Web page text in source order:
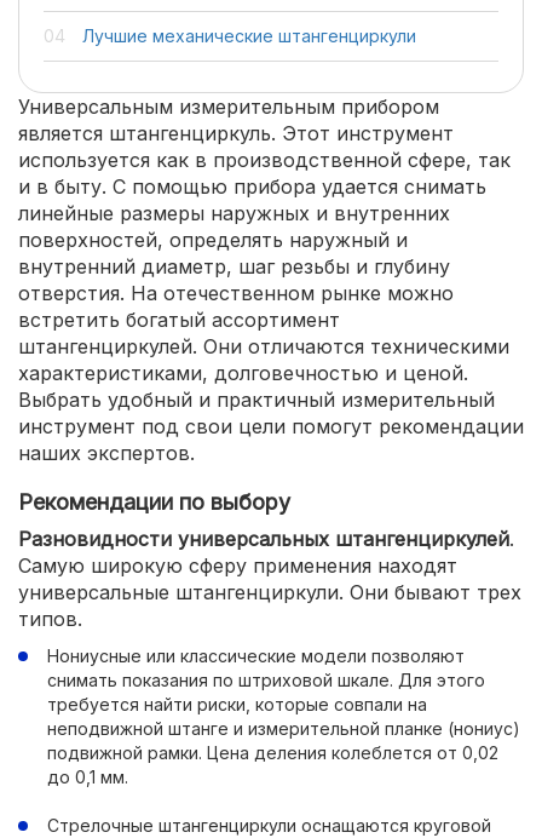
Лучшие механические штангенциркули
Универсальным измерительным прибором
является штангенциркуль. Этот инструмент
используется как в производственной сфере, так
и в быту. С помощью прибора удается снимать
линейные размеры наружных и внутренних
поверхностей, определять наружный и
внутренний диаметр, шаг резьбы и глубину
отверстия. На отечественном рынке можно
встретить богатый ассортимент
штангенциркулей. Они отличаются техническими
характеристиками, долговечностью и ценой.
Выбрать удобный и практичный измерительный
инструмент под свои цели помогут рекомендации
наших экспертов.
Рекомендации по выбору
Разновидности универсальных штангенциркулей.
Самую широкую сферу применения находят
универсальные штангенциркули. Они бывают трех
типов.
Нониусные или классические модели позволяют
снимать показания по штриховой шкале. Для этого
требуется найти риски, которые совпали на
неподвижной штанге и измерительной планке (нониус)
подвижной рамки. Цена деления колеблется от 0,02
до 0,1 мм.
Стрелочные штангенциркули оснащаются круговой